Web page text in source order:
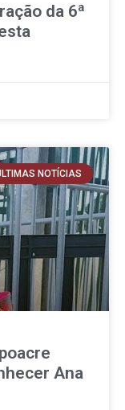
da 6ª
NOTÍCIAS
Ana